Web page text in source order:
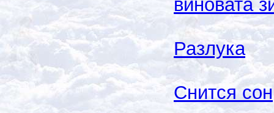
виновата
Разлука
Снится сон